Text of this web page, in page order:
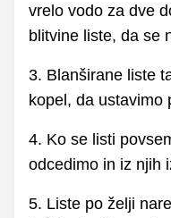
vrelo vodo za dve
blitvine liste, da se
3. Blanširane liste
kopel, da ustavimo
4. Ko se listi
odcedimo in iz njih
5. Liste po želji